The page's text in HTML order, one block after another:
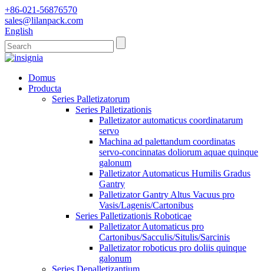
+86-021-56876570
sales@lilanpack.com
English
Domus
Producta
Series Palletizatorum
Series Palletizationis
Palletizator automaticus coordinatarum
servo
Machina ad palettandum coordinatas
servo-concinnatas doliorum aquae quinque
galonum
Palletizator Automaticus Humilis Gradus
Gantry
Palletizator Gantry Altus Vacuus pro
Vasis/Lagenis/Cartonibus
Series Palletizationis Roboticae
Palletizator Automaticus pro
Cartonibus/Sacculis/Situlis/Sarcinis
Palletizator roboticus pro doliis quinque
galonum
Series Depalletizantium